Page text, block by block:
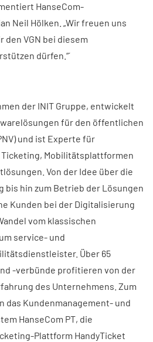
HanseCom-
Neil Hölken. „Wir freuen uns
VGN bei diesem
dürfen.“´
der INIT Gruppe, entwickelt
für den öffentlichen
und ist Experte für
Mobilitätsplattformen
Von der Idee über die
bis hin zum Betrieb der Lösungen
Kunden bei der Digitalisierung
vom klassischen
service- und
Über 65
-verbünde profitieren von der
des Unternehmens. Zum
das Kundenmanagement- und
HanseCom PT, die
Plattform HandyTicket